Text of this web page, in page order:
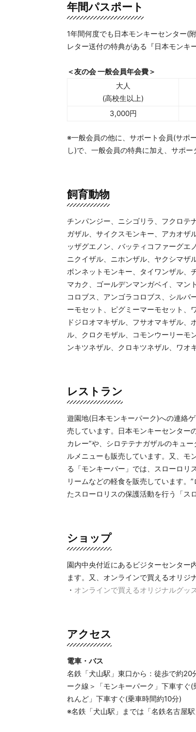
年間パスポート
1年間何度でも日本モンキーセンター(
レター送付の特典がある『日本モンキ
＜友の会 一般会員年会費＞
大人
(高校生以上)
3,000円
※一般会員の他に、サポート会員(サポ
し)で、一般会員の特典に加え、サポー
飼育動物
チンパンジー、ニシゴリラ、フクロテ
ガザル、サイクスモンキー、アカオザ
ッザグエノン、バッティコファーグエ
ニクイザル、ニホンザル、ヤクシマザ
ボンネットモンキー、タイワンザル、
マカク、ゴールデンマンガベイ、マン
コロブス、アンゴラコロブス、シルバ
ーモセット、ピグミーマーモセット、
ドジロオマキザル、フサオマキザル
ル、クロクモザル、コモンウーリーモ
ンキツネザル、クロキツネザル、ワオ
レストラン
遊園地(日本モンキーパーク)への連絡
売しています。日本モンキーセンター
カレー”や、シロテテナガザルのキュ
ルメニューも販売しています。又、モ
る「モンキーバー」では、スローロリ
リームなどの軽食を販売しています。
たスローロリスの保護活動を行う「ス
ショップ
園内中央付近にあるビジターセンター
ます。又、オンラインで買えるオリジ
・ オンラインで買えるオリジナルグッ
アクセス
電車・バス
名鉄「犬山駅」東口から：徒歩で約
ーク線＞「モンキーパーク」下車すぐ
れんど」下車すぐ(乗車時間約10分)
※名鉄「犬山駅」までは「名鉄名古屋